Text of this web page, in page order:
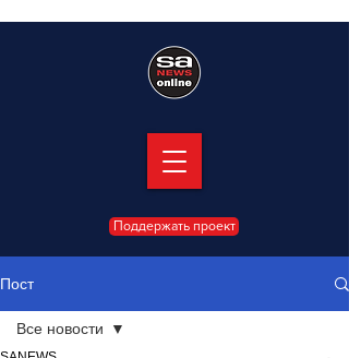
Поддержать проект
Пост
Все новости